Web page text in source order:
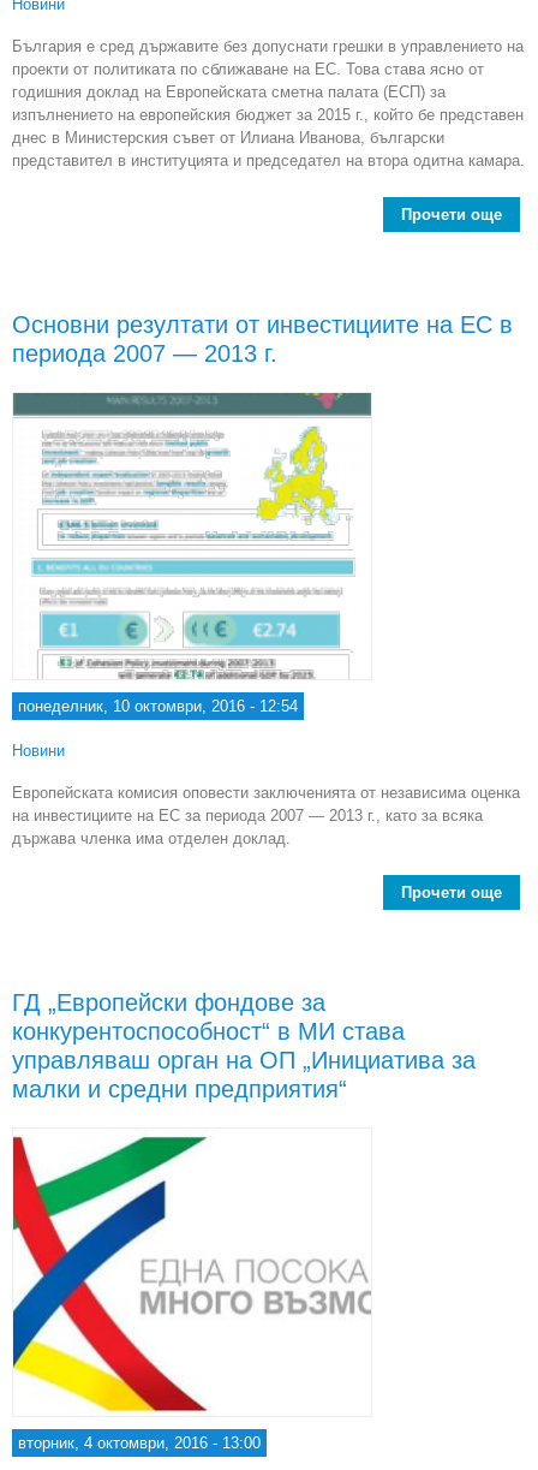
Новини
България е сред държавите без допуснати грешки в управлението на
проекти от политиката по сближаване на ЕС. Това става ясно от
годишния доклад на Европейската сметна палата (ЕСП) за
изпълнението на европейския бюджет за 2015 г., който бе представен
днес в Министерския съвет от Илиана Иванова, български
представител в институцията и председател на втора одитна камара.
Прочети още
Основни резултати от инвестициите на ЕС в
периода 2007 — 2013 г.
понеделник, 10 октомври, 2016 - 12:54
Новини
Европейската комисия оповести заключенията от независима оценка
на инвестициите на ЕС за периода 2007 — 2013 г., като за всяка
държава членка има отделен доклад.
Прочети още
ГД „Европейски фондове за
конкурентоспособност“ в МИ става
управляваш орган на ОП „Инициатива за
малки и средни предприятия“
вторник, 4 октомври, 2016 - 13:00